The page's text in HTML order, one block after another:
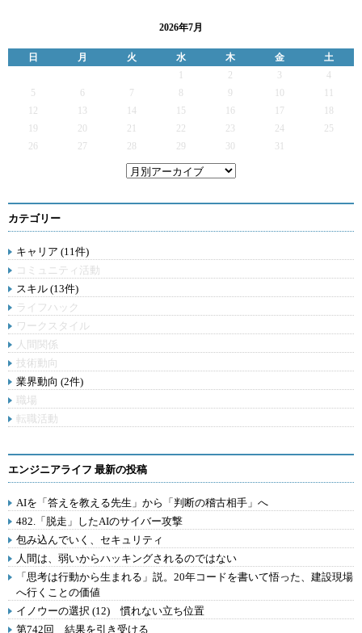
2026年7月
日 月 火 水 木 金
土
2 3
4
5
6 7 9
12
13 14 15 16 17
19
20 21 22 23 24
25
26
27 28 29 30 31
カテゴリー
キャリア (11件)
コミュニティ活動
スキル (13件)
ライフハック
ワークスタイル
人間関係
技術動向
業界動向 (2件)
職場
転職活動
エンジニアライフ 最新の投稿
AIを「答えを教える先生」から「判断の稽古相手」へ
482.「脱走」したAIのサイバー攻撃
包み込んでいく、セキュリティ
人間は、弱いからハッキングされるのではない
「思考は行動から生まれる」説。20年コードを書いて悟った、建設現場
へ行くことの価値
イノウーの選択 (12) 慣れない立ち位置
第742回 結果を引き受ける